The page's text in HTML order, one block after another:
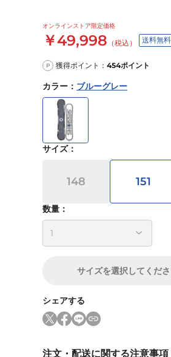
オンラインストア限定価格
￥49,998 （税込） 送料無料
P 獲得ポイント： 454ポイント
カラー ： ブルーグレー
サイズ：
148 151
数量：
サイズを選択してくだ
シェアする
注文・配送に関する注意事項